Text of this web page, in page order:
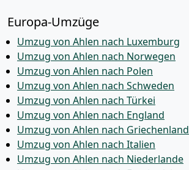
Europa-Umzüge
Umzug von Ahlen nach Luxemburg
Umzug von Ahlen nach Norwegen
Umzug von Ahlen nach Polen
Umzug von Ahlen nach Schweden
Umzug von Ahlen nach Türkei
Umzug von Ahlen nach England
Umzug von Ahlen nach Griechenland
Umzug von Ahlen nach Italien
Umzug von Ahlen nach Niederlande